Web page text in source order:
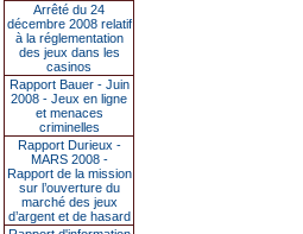
Arrêté du 24
décembre 2008 relatif
à la réglementation
des jeux dans les
casinos
Rapport Bauer - Juin
2008 - Jeux en ligne
et menaces
criminelles
Rapport Durieux -
MARS 2008 -
Rapport de la mission
sur l’ouverture du
marché des jeux
d’argent et de hasard